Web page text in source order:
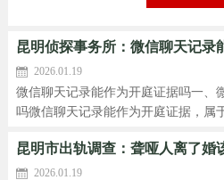
昆明侦探事务所：微信聊天记录
2026.01.19
微信聊天记录能作为开庭证据吗一、
吗微信聊天记录能作为开庭证据，属
昆明市出轨调查：聋哑人离了婚
2026.01.19